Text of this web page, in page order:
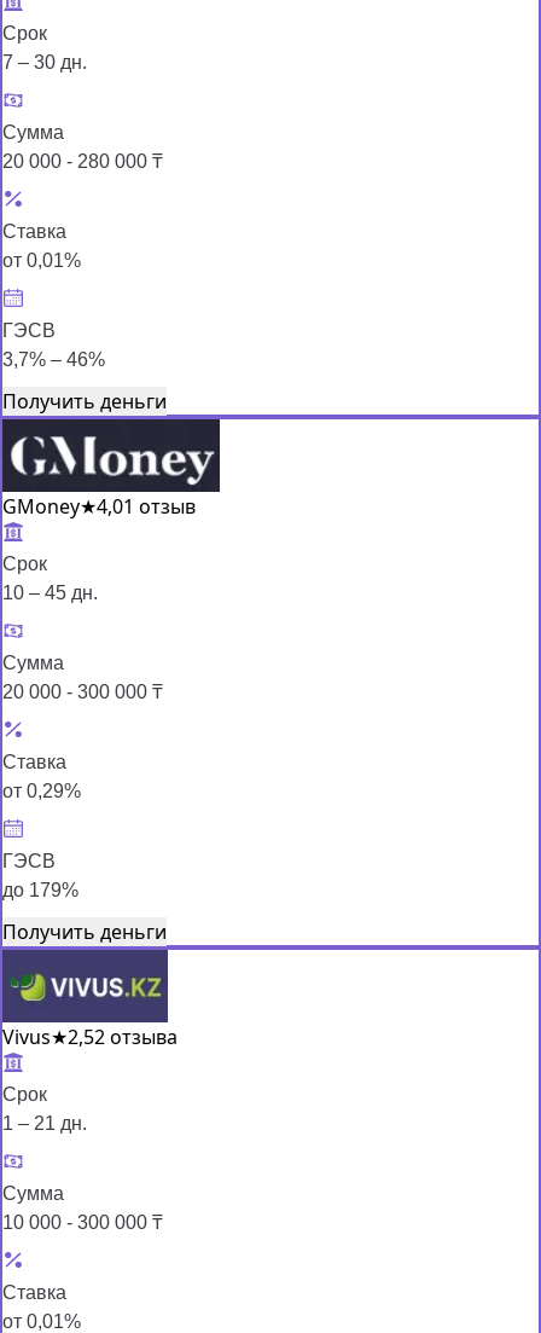
Срок
7 – 30 дн.
Сумма
20 000 - 280 000 ₸
Ставка
от 0,01%
ГЭСВ
3,7% – 46%
Получить деньги
GMoney★4,01 отзыв
Срок
10 – 45 дн.
Сумма
20 000 - 300 000 ₸
Ставка
от 0,29%
ГЭСВ
до 179%
Получить деньги
Vivus★2,52 отзыва
Срок
1 – 21 дн.
Сумма
10 000 - 300 000 ₸
Ставка
от 0,01%